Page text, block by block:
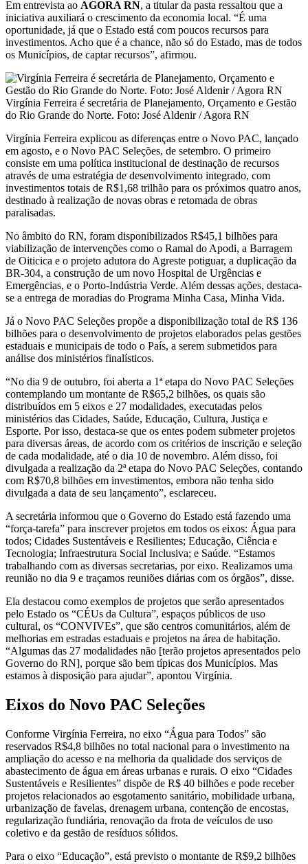
Em entrevista ao AGORA RN, a titular da pasta ressaltou que a
iniciativa auxiliará o crescimento da economia local. “É uma
oportunidade, já que o Estado está com poucos recursos para
investimentos. Acho que é a chance, não só do Estado, mas de todos
os Municípios, de captar recursos”, afirmou.
Virgínia Ferreira é secretária de Planejamento, Orçamento e Gestão
do Rio Grande do Norte. Foto: José Aldenir / Agora RN
Virgínia Ferreira explicou as diferenças entre o Novo PAC, lançado
em agosto, e o Novo PAC Seleções, de setembro. O primeiro
consiste em uma política institucional de destinação de recursos
através de uma estratégia de desenvolvimento integrado, com
investimentos totais de R$1,68 trilhão para os próximos quatro anos,
destinado à realização de novas obras e retomada de obras
paralisadas.
No âmbito do RN, foram disponibilizados R$45,1 bilhões para
viabilização de intervenções como o Ramal do Apodi, a Barragem
de Oiticica e o projeto adutora do Agreste potiguar, a duplicação da
BR-304, a construção de um novo Hospital de Urgências e
Emergências, e o Porto-Indústria Verde. Além dessas ações, destaca-
se a entrega de moradias do Programa Minha Casa, Minha Vida.
Já o Novo PAC Seleções propõe a disponibilização total de R$ 136
bilhões para o desenvolvimento de projetos elaborados pelas gestões
estaduais e municipais de todo o País, a serem submetidos para
análise dos ministérios finalísticos.
“No dia 9 de outubro, foi aberta a 1ª etapa do Novo PAC Seleções
contemplando um montante de R$65,2 bilhões, os quais são
distribuídos em 5 eixos e 27 modalidades, executadas pelos
ministérios das Cidades, Saúde, Educação, Cultura, Justiça e
Esporte. Por isso, destaca-se que os entes podem submeter projetos
para diversas áreas, de acordo com os critérios de inscrição e seleção
de cada modalidade, até o dia 10 de novembro. Além disso, foi
divulgada a realização da 2ª etapa do Novo PAC Seleções, contando
com R$70,8 bilhões em investimentos, embora não tenha sido
divulgada a data de seu lançamento”, esclareceu.
A secretária informou que o Governo do Estado está fazendo uma
“força-tarefa” para inscrever projetos em todos os eixos: Água para
todos; Cidades Sustentáveis e Resilientes; Educação, Ciência e
Tecnologia; Infraestrutura Social Inclusiva; e Saúde. “Estamos
trabalhando com as diversas secretarias, por eixo. Realizamos uma
reunião no dia 9 e traçamos reuniões diárias com os órgãos”, disse.
Ela destacou como exemplos de projetos que serão apresentados
pelo Estado os “CÉUs da Cultura”, espaços públicos de uso
cultural, os “CONVIVEs”, que são centros comunitários, além de
melhorias em estradas estaduais e projetos na área de habitação.
“Algumas das 27 modalidades não [terão projetos apresentados pelo
Governo do RN], porque são bem típicas dos Municípios. Mas
estamos à disposição para ajudar”, apontou Virgínia.
Eixos do Novo PAC Seleções
Conforme Virgínia Ferreira, no eixo “Água para Todos” são
reservados R$4,8 bilhões no total nacional para o investimento na
ampliação do acesso e na melhoria da qualidade dos serviços de
abastecimento de água em áreas urbanas e rurais. O eixo “Cidades
Sustentáveis e Resilientes” dispõe de R$ 40 bilhões e pode receber
projetos relacionados ao esgotamento sanitário, mobilidade urbana,
urbanização de favelas, drenagem urbana, contenção de encostas,
regularização fundiária, renovação da frota de veículos de uso
coletivo e da gestão de resíduos sólidos.
Para o eixo “Educação”, está previsto o montante de R$9,2 bilhões